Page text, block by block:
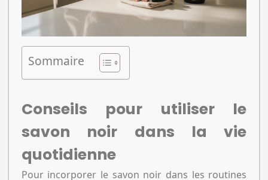
Sommaire
Conseils pour utiliser le
savon noir dans la vie
quotidienne
Pour incorporer le savon noir dans les routines